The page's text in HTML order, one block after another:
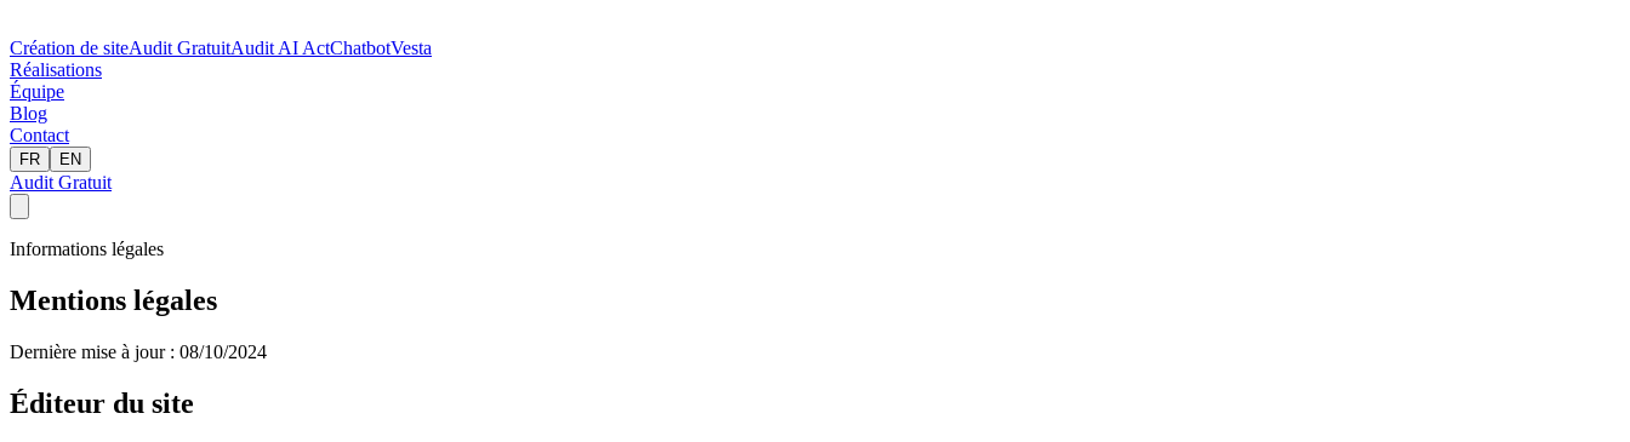
Création de siteAudit GratuitAudit AI ActChatbotVesta
Réalisations
Équipe
Blog
Contact
FR EN
Audit Gratuit
Informations légales
Mentions légales
Dernière mise à jour : 08/10/2024
Éditeur du site